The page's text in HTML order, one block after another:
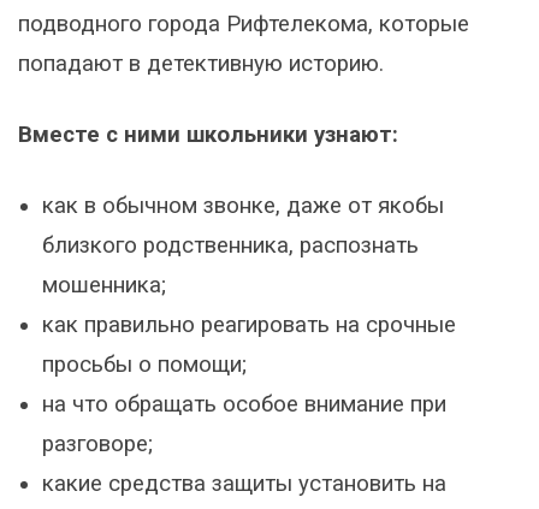
подводного города Рифтелекома, которые
попадают в детективную историю.
Вместе с ними школьники узнают:
как в обычном звонке, даже от якобы
близкого родственника, распознать
мошенника;
как правильно реагировать на срочные
просьбы о помощи;
на что обращать особое внимание при
разговоре;
какие средства защиты установить на